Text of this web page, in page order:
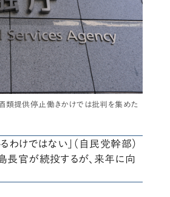
類提供停止働きかけでは批判を集めた
わけではない」（自民党幹部）
長官が続投するが、来年に向